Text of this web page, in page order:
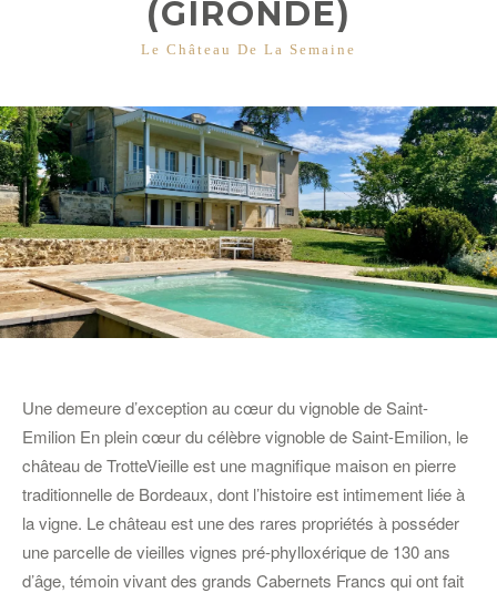
(GIRONDE)
CATÉGORIES
Le Château De La Semaine
Une demeure d’exception au cœur du vignoble de Saint-
Emilion En plein cœur du célèbre vignoble de Saint-Emilion, le
château de TrotteVieille est une magnifique maison en pierre
traditionnelle de Bordeaux, dont l’histoire est intimement liée à
la vigne. Le château est une des rares propriétés à posséder
une parcelle de vieilles vignes pré-phylloxérique de 130 ans
d’âge, témoin vivant des grands Cabernets Francs qui ont fait